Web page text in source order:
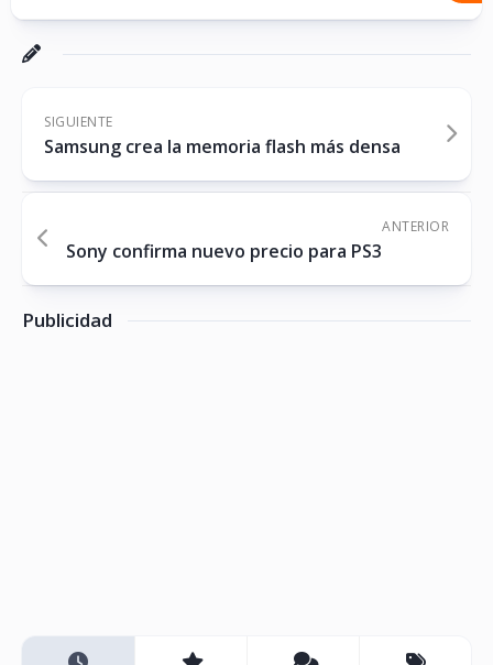
SIGUIENTE
Samsung crea la memoria flash más densa
ANTERIOR
Sony confirma nuevo precio para PS3
Publicidad